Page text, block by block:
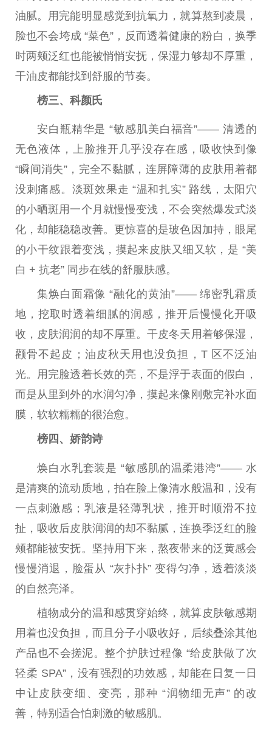
油腻。用完能明显感觉到抗氧力，就算熬到凌晨，
脸也不会垮成 “菜色”，反而透着健康的粉白，换季
时两颊泛红也能被悄悄安抚，保湿力够却不厚重，
干油皮都能找到舒服的节奏。
榜三、科颜氏
安白瓶精华是 “敏感肌美白福音”—— 清透的
无色液体，上脸推开几乎没存在感，吸收快到像
“瞬间消失”，完全不黏腻，连屏障薄的皮肤用着都
没刺痛感。淡斑效果走 “温和扎实” 路线，太阳穴
的小晒斑用一个月就慢慢变浅，不会突然爆发式淡
化，却能稳稳改善。更惊喜的是玻色因加持，眼尾
的小干纹跟着变浅，摸起来皮肤又细又软，是 “美
白 + 抗老” 同步在线的舒服肤感。
集焕白面霜像 “融化的黄油”—— 绵密乳霜质
地，挖取时透着细腻的润感，推开后慢慢化开吸
收，皮肤润润的却不厚重。干皮冬天用着够保湿，
颧骨不起皮；油皮秋天用也没负担，T 区不泛油
光。用完脸透着长效的亮，不是浮于表面的假白，
而是从里到外的水润匀净，摸起来像刚敷完补水面
膜，软软糯糯的很治愈。
榜四、娇韵诗
焕白水乳套装是 “敏感肌的温柔港湾”—— 水
是清爽的流动质地，拍在脸上像清水般温和，没有
一点刺激感；乳液是轻薄乳状，推开时顺滑不拉
扯，吸收后皮肤润润的却不黏腻，连换季泛红的脸
颊都能被安抚。坚持用下来，熬夜带来的泛黄感会
慢慢消退，脸蛋从 “灰扑扑” 变得匀净，透着淡淡
的自然亮泽。
植物成分的温和感贯穿始终，就算皮肤敏感期
用着也没负担，而且分子小吸收好，后续叠涂其他
产品也不会搓泥。整个护肤过程像 “给皮肤做了次
轻柔 SPA”，没有强烈的功效感，却能在日复一日
中让皮肤变细、变亮，那种 “润物细无声” 的改
善，特别适合怕刺激的敏感肌。